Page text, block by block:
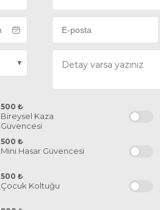
500 ₺
Bireysel Kaza
Güvencesi
500 ₺
Mini Hasar Güvencesi
500 ₺
Çocuk Koltuğu